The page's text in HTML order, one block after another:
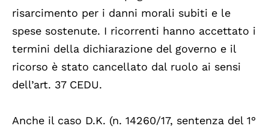
risarcimento per i danni morali subiti e le
spese sostenute. I ricorrenti hanno accettato i
termini della dichiarazione del governo e il
ricorso è stato cancellato dal ruolo ai sensi
dell’art. 37 CEDU.
Anche il caso D.K. (n. 14260/17, sentenza del 1°